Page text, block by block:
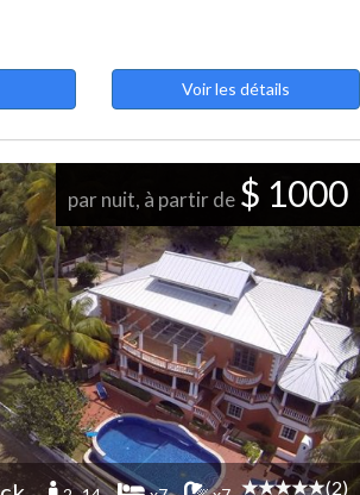
Voir les détails
par nuit, à partir de $ 1000
(2)